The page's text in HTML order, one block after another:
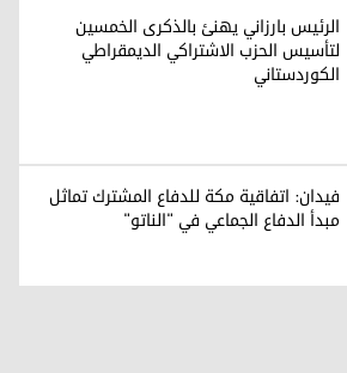
الرئيس بارزاني يهنئ بالذكرى الخمسين
لتأسيس الحزب الاشتراکي الديمقراطي
الكوردستاني
فيدان: اتفاقية مكة للدفاع المشترك تماثل
مبدأ الدفاع الجماعي في "الناتو"